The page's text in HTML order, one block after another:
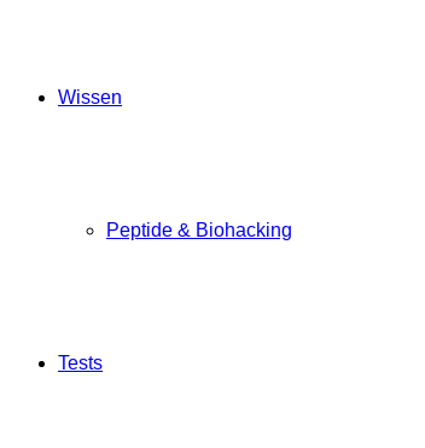
Wissen
Peptide & Biohacking
Tests